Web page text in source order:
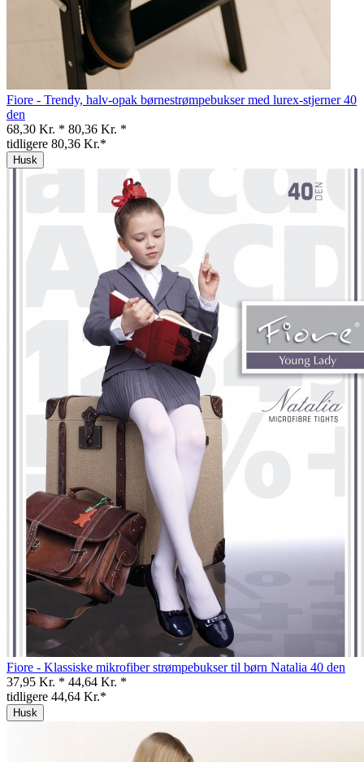
Fiore - Trendy, halv-opak børnestrømpebukser med lurex-stjerner 40
den
68,30 Kr. * 80,36 Kr. *
tidligere 80,36 Kr.*
Husk
Fiore - Klassiske mikrofiber strømpebukser til børn Natalia 40 den
37,95 Kr. * 44,64 Kr. *
tidligere 44,64 Kr.*
Husk